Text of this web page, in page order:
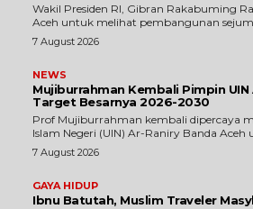
Wakil Presiden RI, Gibran Rakabuming
Aceh untuk melihat pembangunan
7 August 2026
NEWS
Mujiburrahman Kembali Pimpin UIN
Target Besarnya 2026-2030
Prof Mujiburrahman kembali dipercaya
Islam Negeri (UIN) Ar-Raniry Banda Aceh
7 August 2026
GAYA HIDUP
Ibnu Batutah, Muslim Traveler